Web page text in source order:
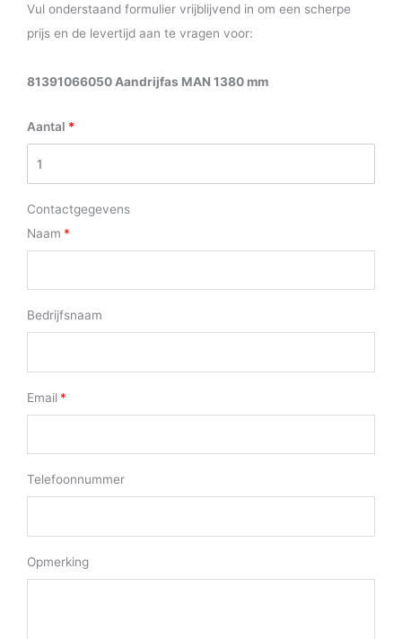
Vul onderstaand formulier vrijblijvend in om een scherpe
prijs en de levertijd aan te vragen voor:
81391066050 Aandrijfas MAN 1380 mm
Aantal
Contactgegevens
Naam
Bedrijfsnaam
Email
Telefoonnummer
Opmerking